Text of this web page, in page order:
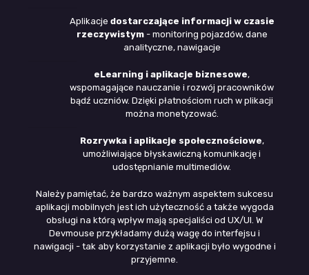
Aplikacje dostarczające informacji w czasie
rzeczywistym- monitoring pojazdów, dane
analityczne, nawigacje
eLearning i aplikacje biznesowe,
wspomagające nauczanie i rozwój pracowników
bądź uczniów. Dzięki płatnościom ruch w plikacji
można monetyzować.
Rozrywka i aplikacje społecznościowe,
umożliwiające błyskawiczną komunikację i
udostępnianie multimediów.
Należy pamiętać, że bardzo ważnym aspektem sukcesu
aplikacji mobilnych jest ich użyteczność a także wygoda
obsługi na którą wpływ mają specjaliści od UX/UI. W
Devmouse przykładamy dużą wagę do interfejsu i
nawigacji - tak aby korzystanie z aplikacji było wygodne i
przyjemne.